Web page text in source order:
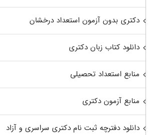
دکتری بدون آزمون استعداد درخشان
دانلود کتاب زبان دکتری
منابع استعداد تحصیلی
منابع آزمون دکتری
دانلود دفترچه ثبت نام دکتری سراسری و آزاد